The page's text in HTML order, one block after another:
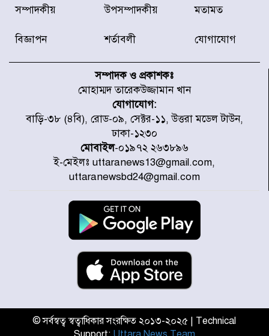
৫ আহত, চীনে বন্দর বন্ধ
বরাদ্দের ঘোষণা স্থানীয় সরকার মন্ত্রীর
জুলাই জাদুঘর ঘুরে দেখলেন এনসিপি
নেতারা
যুক্তরাষ্ট্রে দাবানল নেভাতে গিয়ে
হেলিকপ্টার বিধ্বস্ত, নিহত ১
মজুদদারের সর্বোচ্চ শাস্তি মৃত্যুদণ্ড, তাই
ভেবে মজুদ করবেন : আইনমন্ত্রী
আন্তর্জাতিক আদিবাসী দিবস: রাষ্ট্রের
দায়িত্ব ও দায়বদ্ধতা II – মং এ খেন
সম্পাদকীয় উপসম্পাদকীয় মতামত
বিজ্ঞাপন শর্তাবলী যোগাযোগ
সম্পাদক ও প্রকাশকঃ
মোহাম্মদ তারেকউজ্জামান খান
যোগাযোগ:
বাড়ি-৩৮ (৪বি), রোড-০৯, সেক্টর-১১, উত্তরা মডেল টাউন,
ঢাকা-১২৩০
মোবাইল-০১৯৭২ ২৬৩৮৯৬
ই-মেইলঃ uttaranews13@gmail.com,
uttaranewsbd24@gmail.com
© সর্বস্বত্ব স্বত্বাধিকার সংরক্ষিত ২০১৩-২০২৫ | Technical